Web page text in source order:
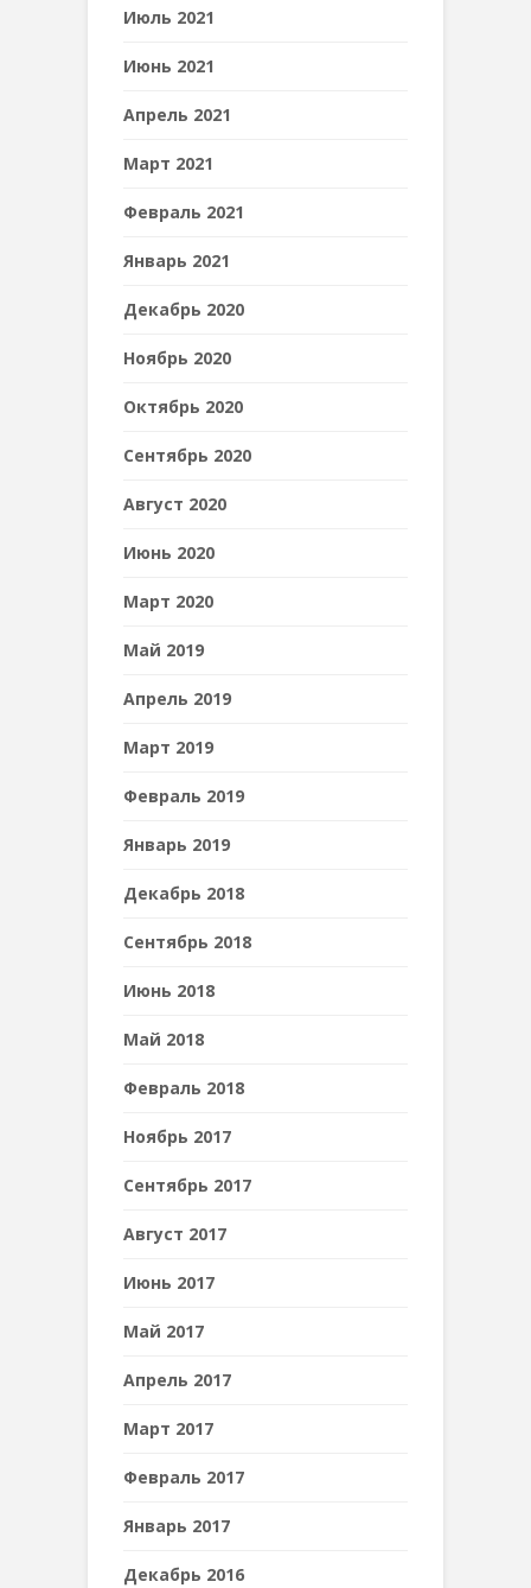
Июль 2021
Июнь 2021
Апрель 2021
Март 2021
Февраль 2021
Январь 2021
Декабрь 2020
Ноябрь 2020
Октябрь 2020
Сентябрь 2020
Август 2020
Июнь 2020
Март 2020
Май 2019
Апрель 2019
Март 2019
Февраль 2019
Январь 2019
Декабрь 2018
Сентябрь 2018
Июнь 2018
Май 2018
Февраль 2018
Ноябрь 2017
Сентябрь 2017
Август 2017
Июнь 2017
Май 2017
Апрель 2017
Март 2017
Февраль 2017
Январь 2017
Декабрь 2016